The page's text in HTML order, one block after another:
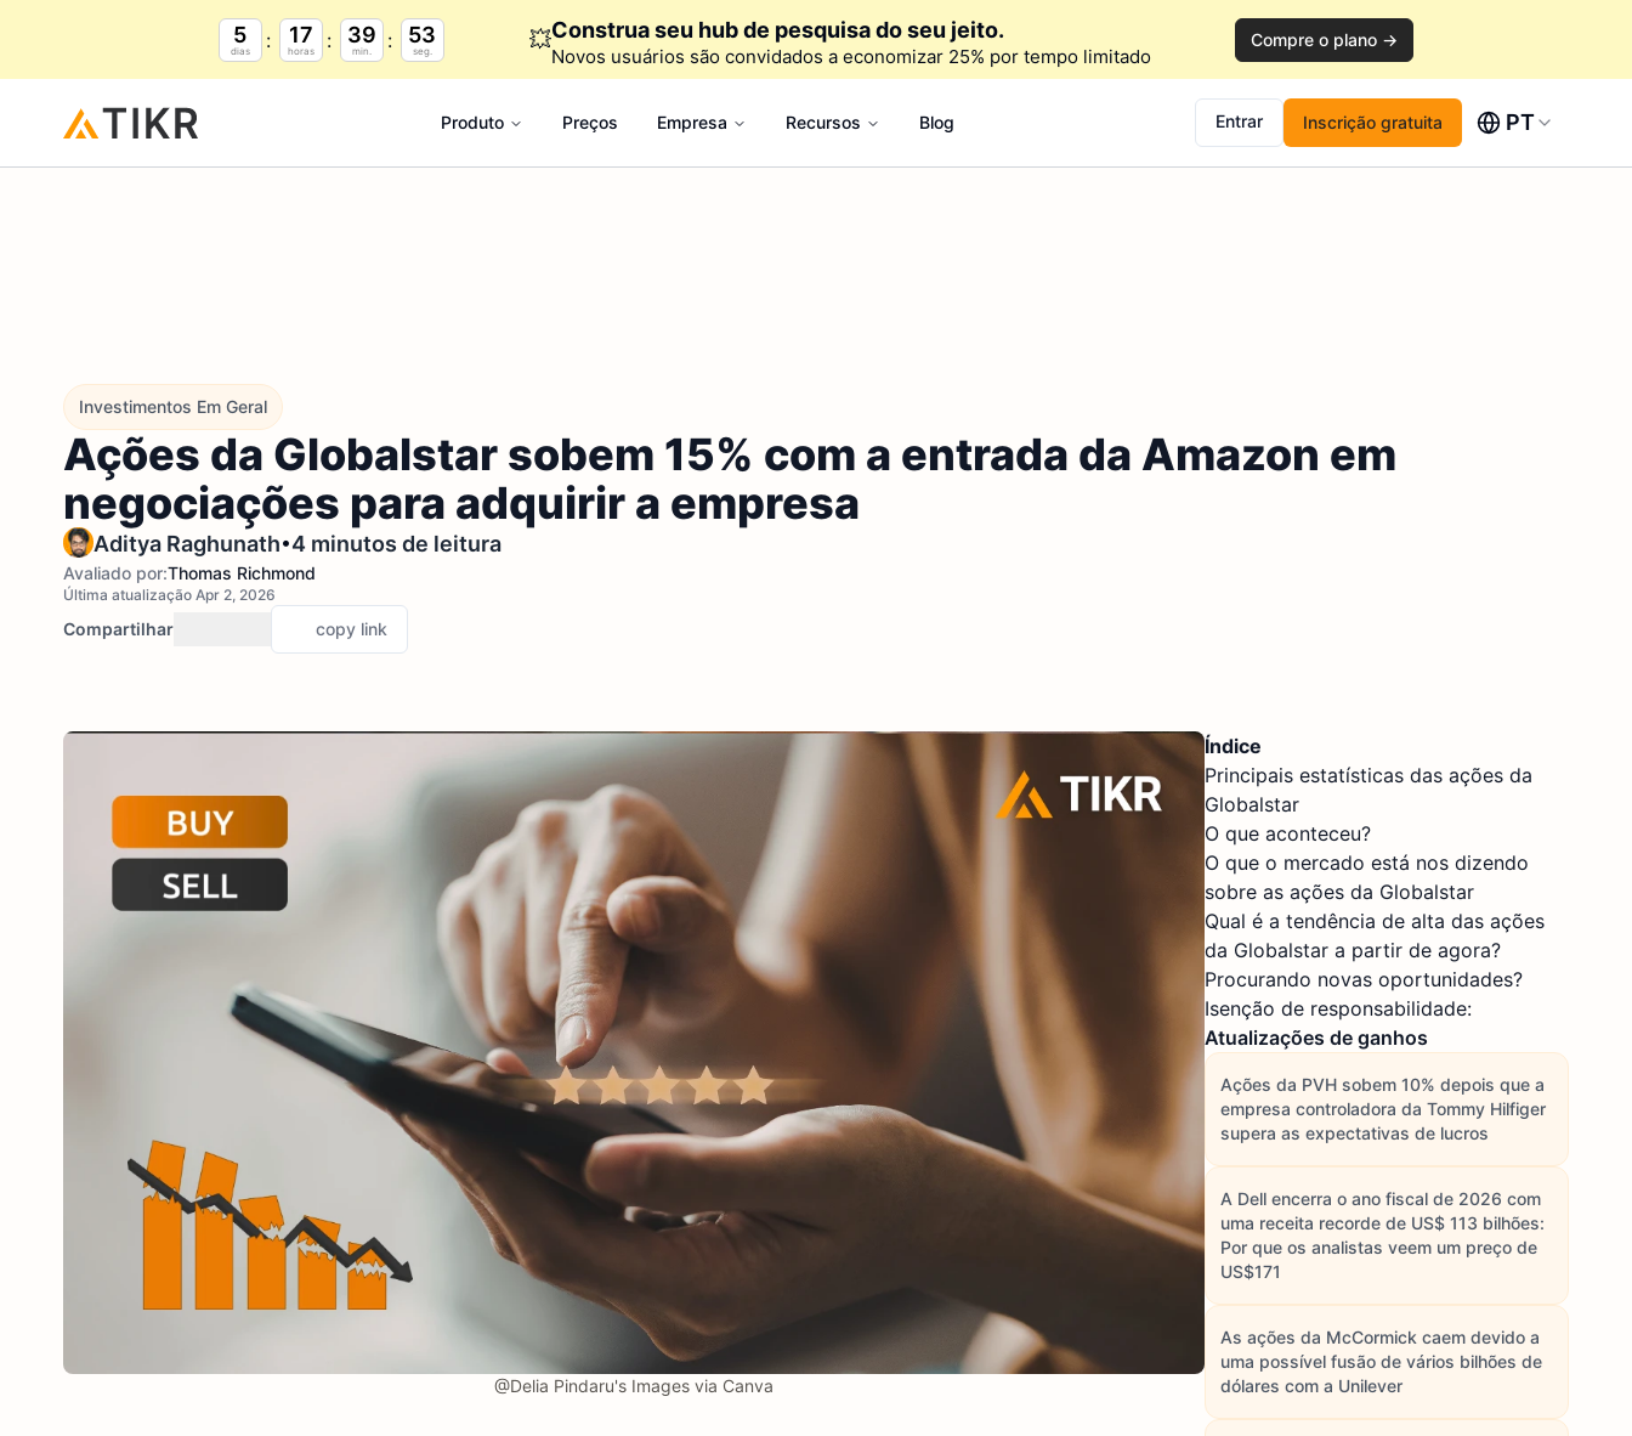
5
dias
17
horas
39
min.
52
seg. 💥Construa seu hub de pesquisa do seu jeito.
Novos usuários são convidados a economizar 25% por tempo limitado
Compre o plano →
Produto Preços Empresa Recursos Blog Entrar Inscrição gratuita PT
Investimentos Em Geral
Ações da Globalstar sobem 15% com a entrada da Amazon em
negociações para adquirir a empresa
Aditya Raghunath•4 minutos de leitura
Avaliado por:Thomas Richmond
Última atualização Apr 2, 2026
Compartilhar copy link
@Delia Pindaru's Images via Canva
Índice
Principais estatísticas das ações da
Globalstar
O que aconteceu?
O que o mercado está nos dizendo
sobre as ações da Globalstar
Qual é a tendência de alta das ações
da Globalstar a partir de agora?
Procurando novas oportunidades?
Isenção de responsabilidade:
Atualizações de ganhos
Ações da PVH sobem 10% depois que a
empresa controladora da Tommy Hilfiger
supera as expectativas de lucros
A Dell encerra o ano fiscal de 2026 com
uma receita recorde de US$ 113 bilhões:
Por que os analistas veem um preço de
US$171
As ações da McCormick caem devido a
uma possível fusão de vários bilhões de
dólares com a Unilever